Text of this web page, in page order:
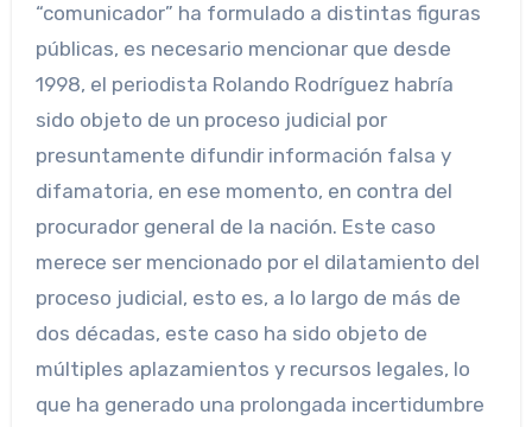
“comunicador” ha formulado a distintas figuras
públicas, es necesario mencionar que desde
1998, el periodista Rolando Rodríguez habría
sido objeto de un proceso judicial por
presuntamente difundir información falsa y
difamatoria, en ese momento, en contra del
procurador general de la nación. Este caso
merece ser mencionado por el dilatamiento del
proceso judicial, esto es, a lo largo de más de
dos décadas, este caso ha sido objeto de
múltiples aplazamientos y recursos legales, lo
que ha generado una prolongada incertidumbre